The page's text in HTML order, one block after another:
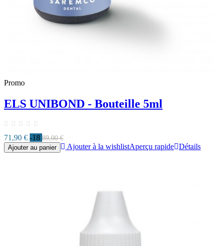
Promo
ELS UNIBOND - Bouteille 5ml
71,90 € -18 89,00 €
Ajouter au panier
Ajouter à la wishlistAperçu rapide Détails